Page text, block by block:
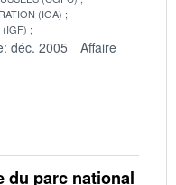
(IGA)
(IGF)
déc. 2005
Affaire
du parc national